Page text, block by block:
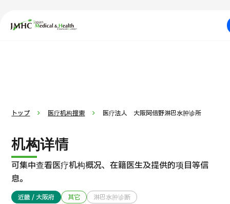
日本医疗健康雅旅中心（JMHC）
トップ 医疗机构搜索 医疗法人 大阪阿倍野淋巴水肿诊所
机构详情
可集中查看医疗机构概况、在籍医生及提供的项目等信
息。
近畿 / 大阪府 其它 淋巴水肿诊断